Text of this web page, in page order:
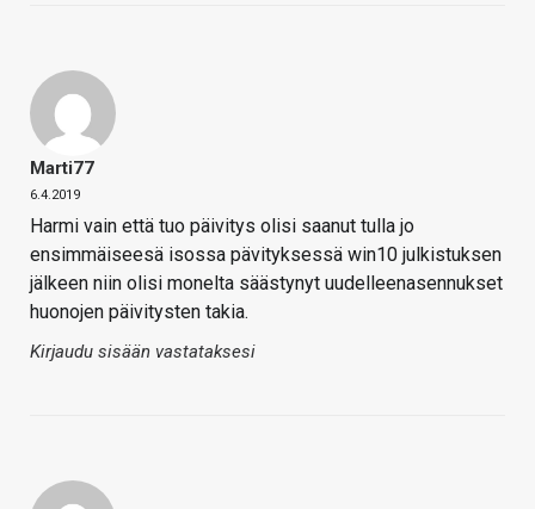
Marti77
6.4.2019
Harmi vain että tuo päivitys olisi saanut tulla jo
ensimmäiseesä isossa pävityksessä win10 julkistuksen
jälkeen niin olisi monelta säästynyt uudelleenasennukset
huonojen päivitysten takia.
Kirjaudu sisään vastataksesi